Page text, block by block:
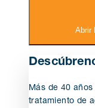
Abrir
Más de 40
tratamiento de